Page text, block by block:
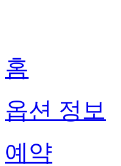
홈
옵션 정보
예약